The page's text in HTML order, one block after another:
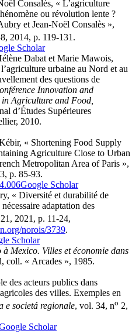
Consalès, « L’agriculture
ou révolution lente ?
et Jean-Noël Consalès »,
2014, p. 119-131.
Scholar
Dabat et Marie Mawois,
urbaine au Nord et au
des questions de
Innovation and
Agriculture and Food,
d’Études Supérieures
2010.
« Shortening Food Supply
Agriculture Close to Urban
Metropolitan Area of Paris »,
p. 85-93.
Google Scholar
« Diversité et durabilité de
adaptation des
2021, p. 11-24,
norois/3739.
Scholar
à Mexico. Villes et économie dans
coll. « Arcades », 1985.
des acteurs publics dans
des villes. Exemples en
e societá regionale, vol. 34, no 2,
Scholar